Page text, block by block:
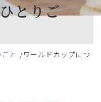
とりご
と
ワールドカップにつ